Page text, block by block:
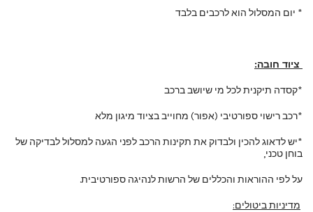
* יום המסלול הוא לרכבים בלבד
ציוד חובה:
*קסדה תיקנית לכל מי שיושב ברכב
*רכב רישוי ספורטיבי (אפור) מחוייב בציוד מיגון מלא
*יש לדאוג להכין ולבדוק את תקינות הרכב לפני הגעה למסלול לבדיקה של
בוחן טכני,
על לפי ההוראות והכללים של הרשות לנהיגה ספורטיבית.
מדיניות ביטולים: